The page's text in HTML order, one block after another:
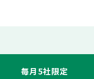
毎月5社限定